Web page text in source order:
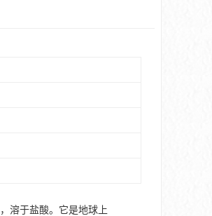
溶于盐酸。它是地球上